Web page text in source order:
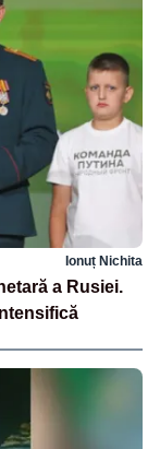
Ionuț Nichita
a Rusiei.